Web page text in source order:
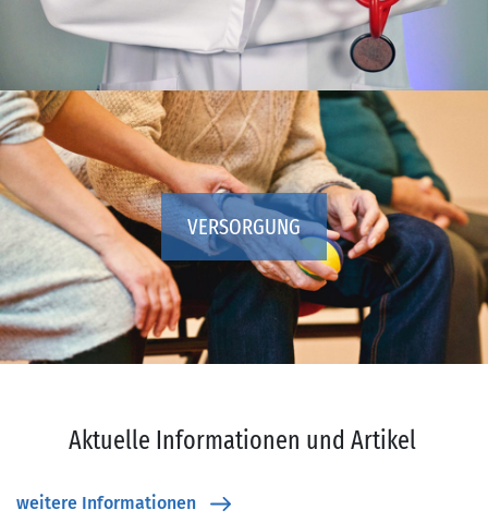
VERSORGUNG
Aktuelle Informationen und Artikel
weitere Informationen